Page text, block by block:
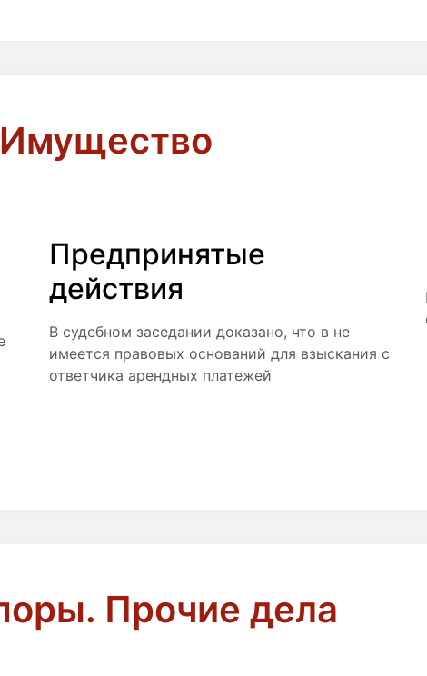
Предпринятые
действия
В судебном заседании доказано, что в не
имеется правовых оснований для взыскания с
ответчика арендных платежей
Прочие дела